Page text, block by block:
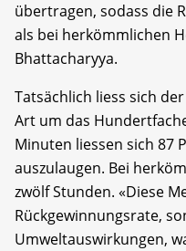
übertragen, sodass die
als bei herkömmlichen
Bhattacharyya.
Tatsächlich liess sich
Art um das
Minuten liessen sich 87
auszulaugen. Bei
zwölf Stunden. «Diese
Rückgewinnungsrate,
Umweltauswirkungen,